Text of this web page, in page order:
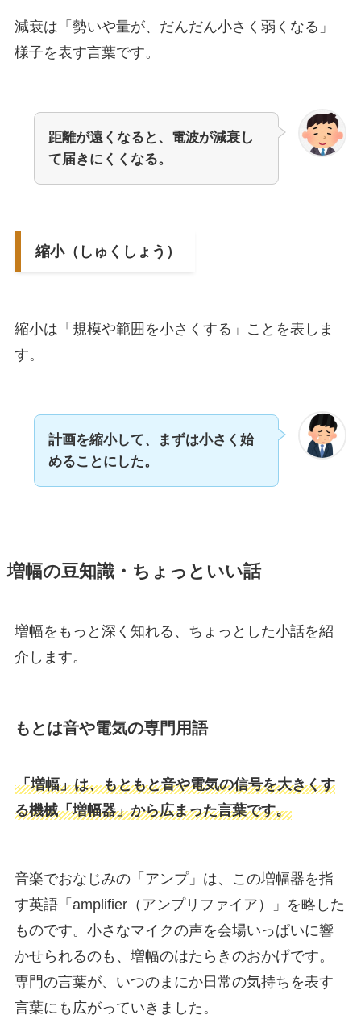
減衰は「勢いや量が、だんだん小さく弱くなる」
様子を表す言葉です。
距離が遠くなると、電波が減衰し
て届きにくくなる。
縮小（しゅくしょう）
縮小は「規模や範囲を小さくする」ことを表しま
す。
計画を縮小して、まずは小さく始
めることにした。
増幅の豆知識・ちょっといい話
増幅をもっと深く知れる、ちょっとした小話を紹
介します。
もとは音や電気の専門用語
「増幅」は、もともと音や電気の信号を大きくす
る機械「増幅器」から広まった言葉です。
音楽でおなじみの「アンプ」は、この増幅器を指
す英語「amplifier（アンプリファイア）」を略した
ものです。小さなマイクの声を会場いっぱいに響
かせられるのも、増幅のはたらきのおかげです。
専門の言葉が、いつのまにか日常の気持ちを表す
言葉にも広がっていきました。